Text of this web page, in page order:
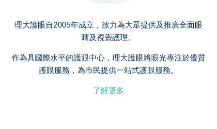
理大護眼自2005年成立，致力為大眾提供及推廣全面眼
睛及視覺護理。
作為具國際水平的護眼中心，理大護眼將眼光專注於優質
護眼服務，為市民提供一站式護眼服務。
了解更多